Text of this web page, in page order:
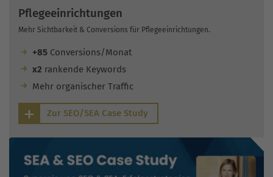
Pflegeeinrichtungen
Mehr Sichtbarkeit & Conversions für Pflegeeinrichtungen.
+85Conversions/Monat
x2 rankende Keywords
Mehr organischer Traffic
Zur SEO/SEA Case Study